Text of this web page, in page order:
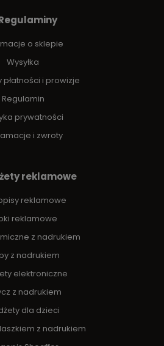
o sklepie
Wysyłka
płatności i prowizje
Regulamin
prywatności
i zwroty
reklamowe
reklamowe
reklamowe
z nadrukiem
z nadrukiem
elektroniczne
z nadrukiem
dla dzieci
z nadrukiem